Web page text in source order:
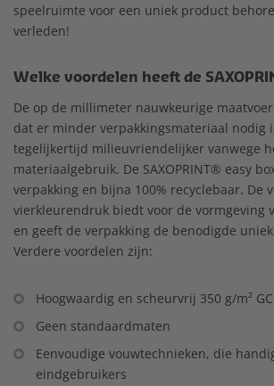
speelruimte voor een uniek product
verleden!
Welke voordelen heeft de
De op de millimeter nauwkeurige
dat er minder verpakkingsmateriaal nodig
tegelijkertijd milieuvriendelijker vanwege
materiaalgebruik. De SAXOPRINT® easy
verpakking en bijna 100% recyclebaar. De
vierkleurendruk biedt voor de vormgeving
en geeft de verpakking de benodigde
Verdere voordelen zijn:
Hoogwaardig en scheurvrij 350 g/m²
Geen standaardmaten
Eenvoudige vouwtechnieken, die
eindgebruikers